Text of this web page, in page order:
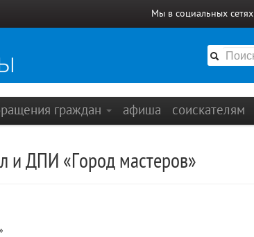
Мы в социальных сетях
граждан афиша соискателям
и ДПИ «Город мастеров»